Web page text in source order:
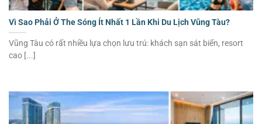
Vì Sao Phải Ở The Sóng Ít Nhất 1 Lần Khi Du Lịch Vũng Tàu?
Vũng Tàu có rất nhiều lựa chọn lưu trú: khách sạn sát biển, resort
cao [...]